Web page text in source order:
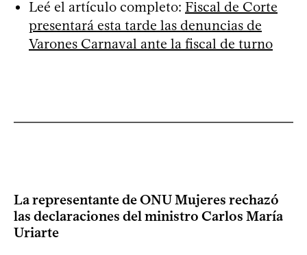
Leé el artículo completo: Fiscal de Corte
presentará esta tarde las denuncias de
Varones Carnaval ante la fiscal de turno
La representante de ONU Mujeres rechazó
las declaraciones del ministro Carlos María
Uriarte